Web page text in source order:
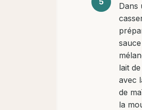
Dans
lait
avec
de
la